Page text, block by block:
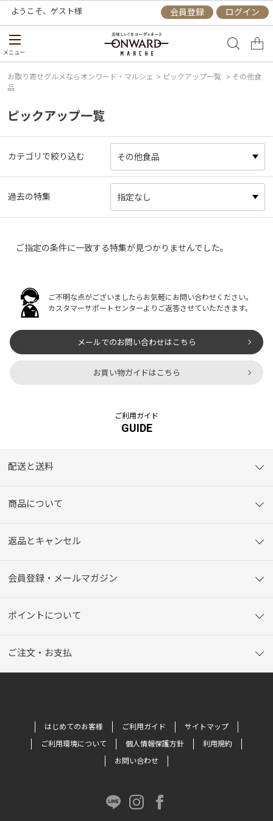
ようこそ、 ゲスト様 会員登録 ログイン
メニュー
お取り寄せグルメならオンワード・マルシェ > ピックアップ一覧
> その他食
品
ピックアップ一覧
カテゴリで絞り込む
過去の特集
ご指定の条件に一致する特集が見つかりませんでした。
ご不明な点がございましたらお気軽にお問い合わせください。
カスタマーサポートセンターよりご返答させていただきます。
メールでのお問い合わせはこちら
お買い物ガイドはこちら
ご利用ガイド
GUIDE
配送と送料
商品について
返品とキャンセル
会員登録・メールマガジン
ポイントについて
ご注文・お支払
はじめてのお客様 ご利用ガイド
サイトマップ
ご利用環境について
個人情報保護方針
利用規約
お問い合わせ